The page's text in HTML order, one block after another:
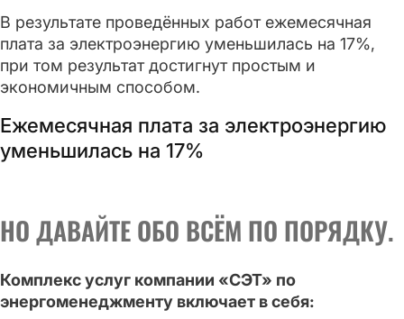
В результате проведённых работ ежемесячная
плата за электроэнергию уменьшилась на 17%,
при том результат достигнут простым и
экономичным способом.
Ежемесячная плата за электроэнергию
уменьшилась на 17%
НО ДАВАЙТЕ ОБО ВСЁМ ПО ПОРЯДКУ.
Комплекс услуг компании «СЭТ» по
энергоменеджменту включает в себя: